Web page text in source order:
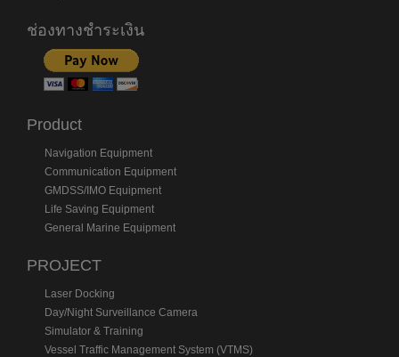
ช่องทางชำระเงิน
Product
Navigation Equipment
Communication Equipment
GMDSS/IMO Equipment
Life Saving Equipment
General Marine Equipment
PROJECT
Laser Docking
Day/Night Surveillance Camera
Simulator & Training
Vessel Traffic Management System (VTMS)